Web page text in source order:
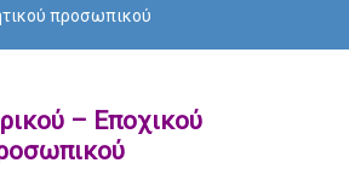
προσωπικού
– Εποχικού